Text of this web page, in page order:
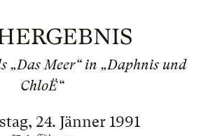
„Das Meer“ in „Daphnis und
ChloË“
24. Jänner 1991